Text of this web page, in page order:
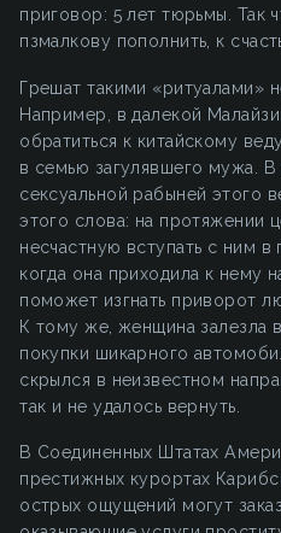
приговор: 5 лет тюрьмы. Так
пзмалкову пополнить, к
Грешат такими «ритуалами»
Например, в далекой
обратиться к китайскому
в семью загулявшего мужа. В
сексуальной рабыней этого
этого слова: на протяжении
несчастную вступать с ним в
когда она приходила к нему
поможет изгнать приворот
К тому же, женщина залезла
покупки шикарного
скрылся в неизвестном
так и не удалось вернуть.
В Соединенных Штатах
престижных курортах
острых ощущений могут